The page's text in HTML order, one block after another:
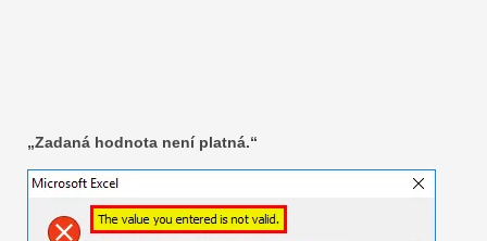
„Zadaná hodnota není platná.“